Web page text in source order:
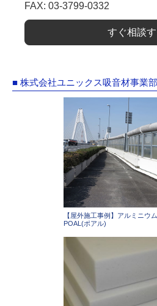
FAX: 03-3799-0332
すぐ相談
■ 株式会社ユニックス吸音材事業
【屋外施工事例】アルミニウ
POAL(ポアル)